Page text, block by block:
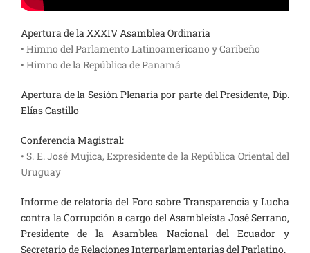
Apertura de la XXXIV Asamblea Ordinaria
• Himno del Parlamento Latinoamericano y Caribeño
• Himno de la República de Panamá
Apertura de la Sesión Plenaria por parte del Presidente, Dip.
Elías Castillo
Conferencia Magistral:
• S. E. José Mujica, Expresidente de la República Oriental del
Uruguay
Informe de relatoría del Foro sobre Transparencia y Lucha
contra la Corrupción a cargo del Asambleísta José Serrano,
Presidente de la Asamblea Nacional del Ecuador y
Secretario de Relaciones Interparlamentarias del Parlatino.